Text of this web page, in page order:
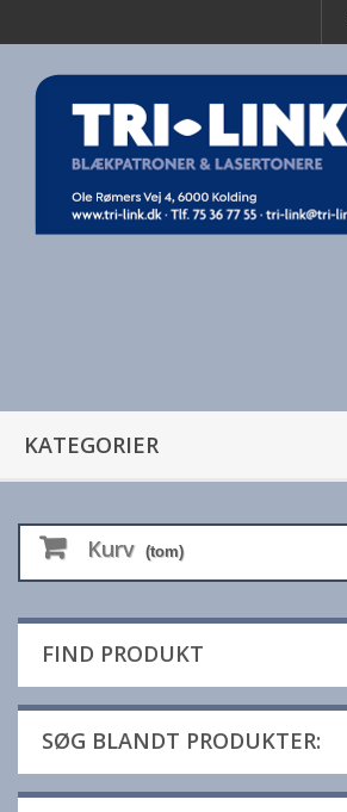
KATEGORIER
Kurv (tom)
FIND PRODUKT
SØG BLANDT PRODUKTER: